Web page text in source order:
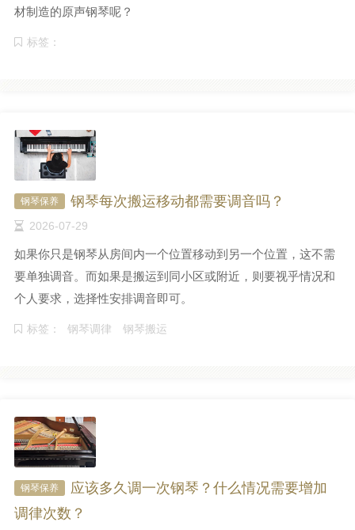
材制造的原声钢琴呢？
标签：
钢琴保养 钢琴每次搬运移动都需要调音吗？
2026-07-29
如果你只是钢琴从房间内一个位置移动到另一个位置，这不需
要单独调音。而如果是搬运到同小区或附近，则要视乎情况和
个人要求，选择性安排调音即可。
标签： 钢琴调律 钢琴搬运
钢琴保养
应该多久调一次钢琴？什么情况需要增加
调律次数？